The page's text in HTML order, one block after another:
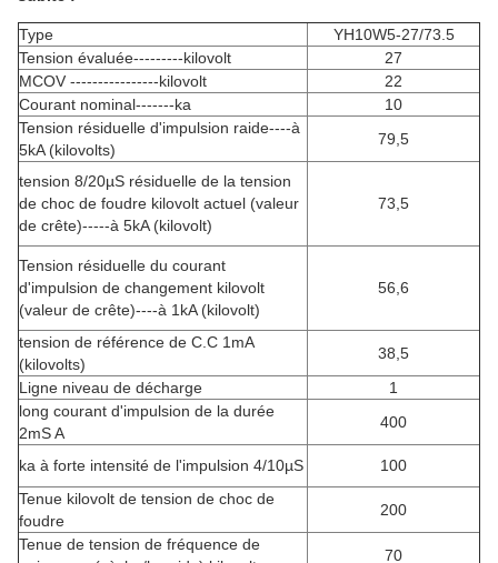
Type
YH10W5-27/73.5
Tension évaluée---------kilovolt
27
MCOV ----------------kilovolt
22
Courant nominal-------ka
10
Tension résiduelle d'impulsion raide----à
5kA (kilovolts)
79,5
tension 8/20µS résiduelle de la tension
de choc de foudre kilovolt actuel (valeur
de crête)-----à 5kA (kilovolt)
73,5
Tension résiduelle du courant
d'impulsion de changement kilovolt
(valeur de crête)----à 1kA (kilovolt)
56,6
tension de référence de C.C 1mA
(kilovolts)
38,5
Ligne niveau de décharge
1
long courant d'impulsion de la durée
2mS A
400
ka à forte intensité de l'impulsion 4/10µS
100
Tenue kilovolt de tension de choc de
foudre
200
Tenue de tension de fréquence de
70